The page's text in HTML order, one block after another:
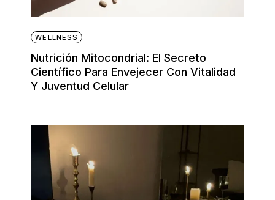
WELLNESS
Nutrición Mitocondrial: El Secreto
Científico Para Envejecer Con Vitalidad
Y Juventud Celular